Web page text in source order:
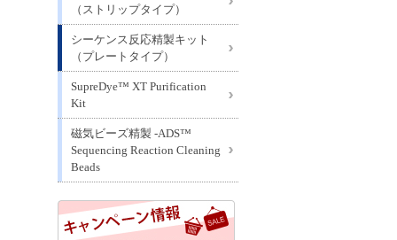
（ストリップタイプ）
シーケンス反応精製キット
（プレートタイプ）
SupreDye™ XT Purification
Kit
磁気ビーズ精製 -ADS™
Sequencing Reaction Cleaning
Beads